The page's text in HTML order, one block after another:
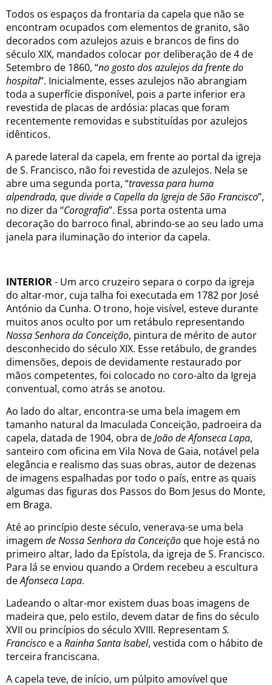
Todos os espaços da frontaria da capela que não se
encontram ocupados com elementos de granito, são
decorados com azulejos azuis e brancos de fins do
século XIX, mandados colocar por deliberação de 4 de
Setembro de 1860, “no gosto dos azulejos da frente do
hospital”. Inicialmente, esses azulejos não abrangiam
toda a superfície disponível, pois a parte inferior era
revestida de placas de ardósia: placas que foram
recentemente removidas e substituídas por azulejos
idênticos.
A parede lateral da capela, em frente ao portal da igreja
de S. Francisco, não foi revestida de azulejos. Nela se
abre uma segunda porta, “travessa para huma
alpendrada, que divide a Capella da Igreja de São Francisco”,
no dizer da “Corografia”. Essa porta ostenta uma
decoração do barroco final, abrindo-se ao seu lado uma
janela para iluminação do interior da capela.
INTERIOR- Um arco cruzeiro separa o corpo da igreja
do altar-mor, cuja talha foi executada em 1782 por José
António da Cunha. O trono, hoje visível, esteve durante
muitos anos oculto por um retábulo representando
Nossa Senhora da Conceição, pintura de mérito de autor
desconhecido do século XIX. Esse retábulo, de grandes
dimensões, depois de devidamente restaurado por
mãos competentes, foi colocado no coro-alto da Igreja
conventual, como atrás se anotou.
Ao lado do altar, encontra-se uma bela imagem em
tamanho natural da Imaculada Conceição, padroeira da
capela, datada de 1904, obra deJoão de Afonseca Lapa,
santeiro com oficina em Vila Nova de Gaia, notável pela
elegância e realismo das suas obras, autor de dezenas
de imagens espalhadas por todo o país, entre as quais
algumas das figuras dos Passos do Bom Jesus do Monte,
em Braga.
Até ao princípio deste século, venerava-se uma bela
imagem de Nossa Senhora da Conceição que hoje está no
primeiro altar, lado da Epístola, da igreja de S. Francisco.
Para lá se enviou quando a Ordem recebeu a escultura
deAfonseca Lapa.
Ladeando o altar-mor existem duas boas imagens de
madeira que, pelo estilo, devem datar de fins do século
XVII ou princípios do século XVIII. Representam S.
Francisco e a Rainha Santa Isabel, vestida com o hábito de
terceira franciscana.
A capela teve, de início, um púlpito amovível que